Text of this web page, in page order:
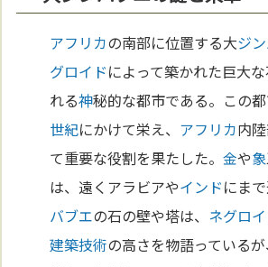
アフリカの南部に位置する大ジ
グロイドによって築かれた巨大
れる神秘的な都市である。この
世紀にかけて栄え、 アフリカ内
て重要な役割を果たした。金や象
は、遠くアラビアやインドにま
バブエの石の壁や塔は、 ネグロ
建築技術の高さを物語っている